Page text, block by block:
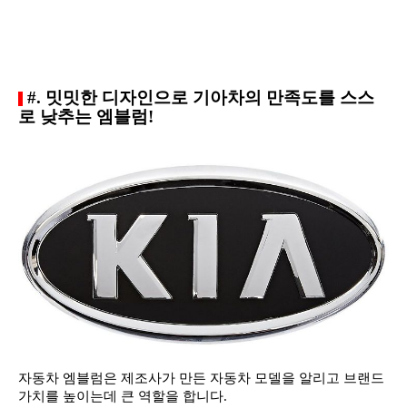
#. 밋밋한 디자인으로 기아차의 만족도를 스스
로 낮추는 엠블럼!
자동차 엠블럼은 제조사가 만든 자동차 모델을 알리고 브랜드
가치를 높이는데 큰 역할을 합니다.